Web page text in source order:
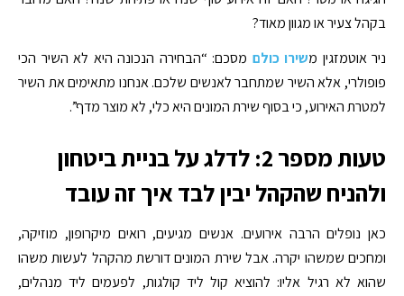
בקהל צעיר או מגוון מאוד?
ניר אוטמזגין משירו כולם מסכם: “הבחירה הנכונה היא לא השיר הכי
פופולרי, אלא השיר שמתחבר לאנשים שלכם. אנחנו מתאימים את השיר
למטרת האירוע, כי בסוף שירת המונים היא כלי, לא מוצר מדף”.
טעות מספר 2: לדלג על בניית ביטחון
ולהניח שהקהל יבין לבד איך זה עובד
כאן נופלים הרבה אירועים. אנשים מגיעים, רואים מיקרופון, מוזיקה,
ומחכים שמשהו יקרה. אבל שירת המונים דורשת מהקהל לעשות משהו
שהוא לא רגיל אליו: להוציא קול ליד קולגות, לפעמים ליד מנהלים,